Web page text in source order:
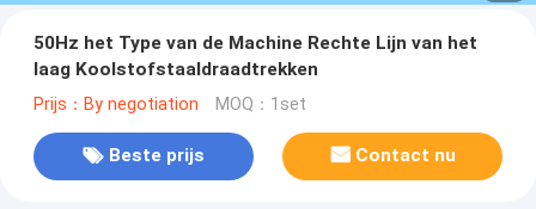
50Hz het Type van de Machine Rechte Lijn van het
laag Koolstofstaaldraadtrekken
Prijs：By negotiation MOQ：1set
Beste prijs Contact nu